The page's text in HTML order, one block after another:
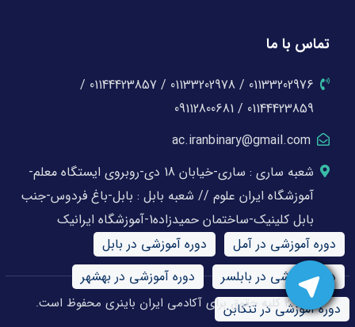
تماس با ما
01133202976 / 01133202978 / 01144423857 /
01144423859 / 09112800681
ac.iranbinary@gmail.com
شعبه ساری : ساری-خیابان 18 دی-روبروی ایستگاه معلم-
آموزشگاه ایران علوم // شعبه بابل : بابل-باغ فردوس-جنب
بابل کلینیک-ساختمان حمیدزاده1-آموزشگاه ایرانیک
دوره آموزشی در آمل
دوره آموزشی در بابل
دوره آموزشی در بابلسر
دوره آموزشی در بهشهر
دوره آموزشی در تنکابن
© 2026 کلیه حقوق برای آکادمی ایران باینری محفوظ است.